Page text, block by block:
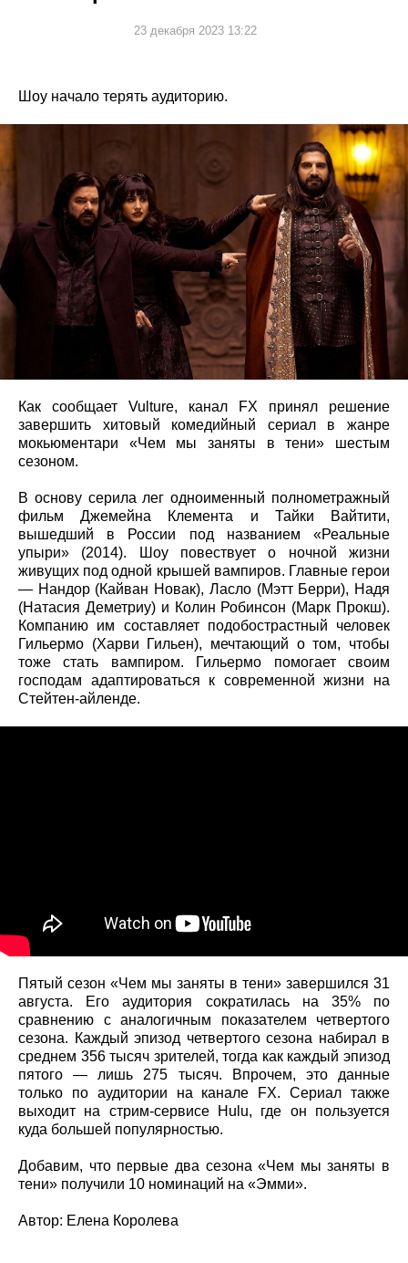
23 декабря 2023 13:22
Шоу начало терять аудиторию.
Как сообщает Vulture, канал FX принял решение
завершить хитовый комедийный сериал в жанре
мокьюментари «Чем мы заняты в тени» шестым
сезоном.
В основу серила лег одноименный полнометражный
фильм Джемейна Клемента и Тайки Вайтити,
вышедший в России под названием «Реальные
упыри» (2014). Шоу повествует о ночной жизни
живущих под одной крышей вампиров. Главные герои
— Нандор (Кайван Новак), Ласло (Мэтт Берри), Надя
(Натасия Деметриу) и Колин Робинсон (Марк Прокш).
Компанию им составляет подобострастный человек
Гильермо (Харви Гильен), мечтающий о том, чтобы
тоже стать вампиром. Гильермо помогает своим
господам адаптироваться к современной жизни на
Стейтен-айленде.
Пятый сезон «Чем мы заняты в тени» завершился 31
августа. Его аудитория сократилась на 35% по
сравнению с аналогичным показателем четвертого
сезона. Каждый эпизод четвертого сезона набирал в
среднем 356 тысяч зрителей, тогда как каждый эпизод
пятого — лишь 275 тысяч. Впрочем, это данные
только по аудитории на канале FX. Сериал также
выходит на стрим-сервисе Hulu, где он пользуется
куда большей популярностью.
Добавим, что первые два сезона «Чем мы заняты в
тени» получили 10 номинаций на «Эмми».
Автор: Елена Королева